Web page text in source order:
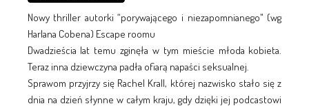
Nowy thriller autorki “porywającego i niezapomnianego" (wg
Harlana Cobena) Escape roomu
Dwadzieścia lat temu zginęła w tym mieście młoda kobieta.
Teraz inna dziewczyna padła ofiarą napaści seksualnej.
Sprawom przyjrzy się Rachel Krall, której nazwisko stało się z
dnia na dzień słynne w całym kraju, gdy dzięki jej podcastowi